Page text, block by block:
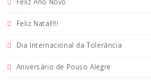
Feliz Natal!!!!
Dia Internacional da Tolerância
Aniversário de Pouso Alegre